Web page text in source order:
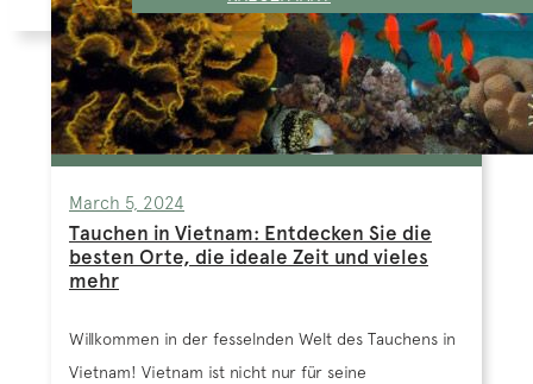
March 5, 2024
Tauchen in Vietnam: Entdecken Sie die
besten Orte, die ideale Zeit und vieles
mehr
Willkommen in der fesselnden Welt des Tauchens in
Vietnam! Vietnam ist nicht nur für seine